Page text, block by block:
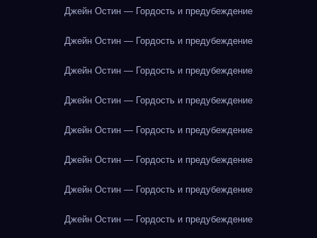
Джейн Остин — Гордость и предубеждение
Джейн Остин — Гордость и предубеждение
Джейн Остин — Гордость и предубеждение
Джейн Остин — Гордость и предубеждение
Джейн Остин — Гордость и предубеждение
Джейн Остин — Гордость и предубеждение
Джейн Остин — Гордость и предубеждение
Джейн Остин — Гордость и предубеждение